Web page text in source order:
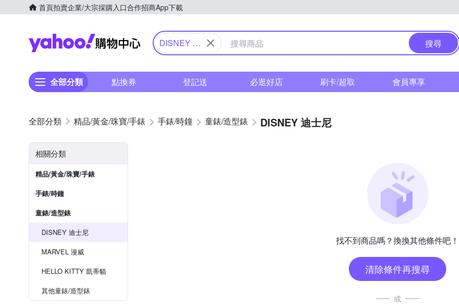
首頁拍賣企業/大宗採購入口合作招商App下載
Yahoo購物中心
DISNEY 迪
搜尋
全部分類 點換券 登記送 必逛好店 刷卡/超取 會員專享
精品/黃金/珠寶/手錶 手錶/時鐘 童錶/造型錶 DISNEY 迪士尼
相關分類
精品/黃金/珠寶/手錶
手錶/時鐘
童錶/造型錶
DISNEY 迪士尼
MARVEL 漫威
HELLO KITTY 凱蒂貓
其他童錶/造型錶
找不到商品嗎？換換其他條件吧！
清除條件再搜尋
或